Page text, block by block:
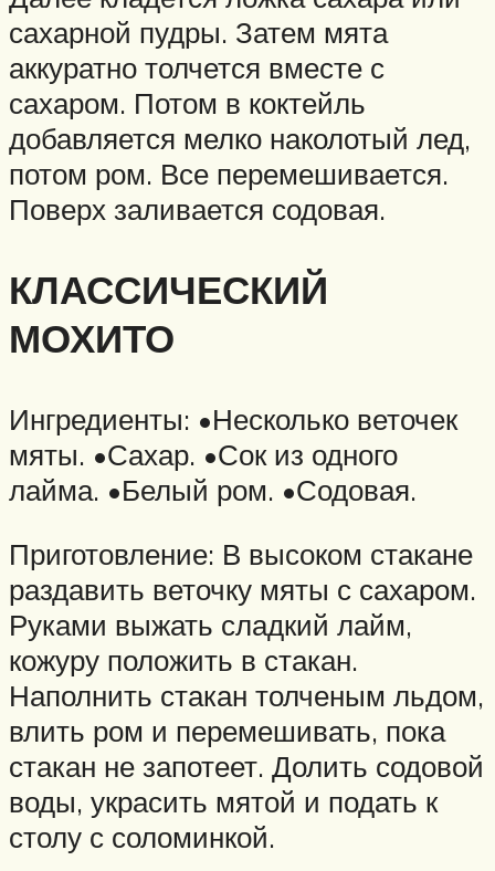
сахарной пудры. Затем мята
аккуратно толчется вместе с
сахаром. Потом в коктейль
добавляется мелко наколотый лед,
потом ром. Все перемешивается.
Поверх заливается содовая.
КЛАССИЧЕСКИЙ
МОХИТО
Ингредиенты: •Несколько веточек
мяты. •Сахар. •Сок из одного
лайма. •Белый ром. •Содовая.
Приготовление: В высоком стакане
раздавить веточку мяты с сахаром.
Руками выжать сладкий лайм,
кожуру положить в стакан.
Наполнить стакан толченым льдом,
влить ром и перемешивать, пока
стакан не запотеет. Долить содовой
воды, украсить мятой и подать к
столу с соломинкой.